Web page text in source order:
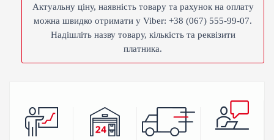
Актуальну ціну, наявність товару та рахунок на оплату
можна швидко отримати у Viber: +38 (067) 555-99-07.
Надішліть назву товару, кількість та реквізити
платника.